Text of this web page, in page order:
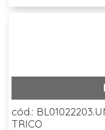
cód.:
TRICO